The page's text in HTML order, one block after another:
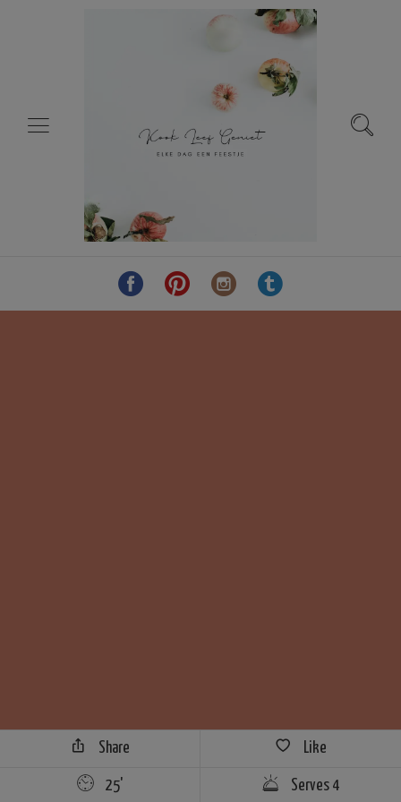
Share Like
25' Serves 4